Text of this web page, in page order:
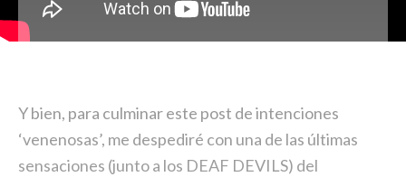
Y bien, para culminar este post de intenciones
‘venenosas’, me despediré con una de las últimas
sensaciones (junto a los DEAF DEVILS) del